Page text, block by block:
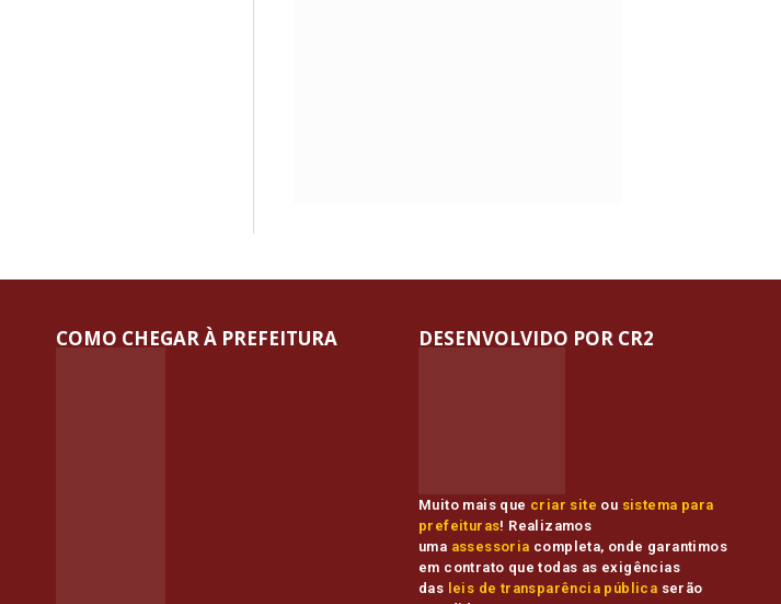
COMO CHEGAR À PREFEITURA
Muito mais que criar site ou sistema para
prefeituras! Realizamos
uma assessoria completa, onde garantimos
em contrato que todas as exigências
das leis de transparência pública serão
DESENVOLVIDO POR CR2